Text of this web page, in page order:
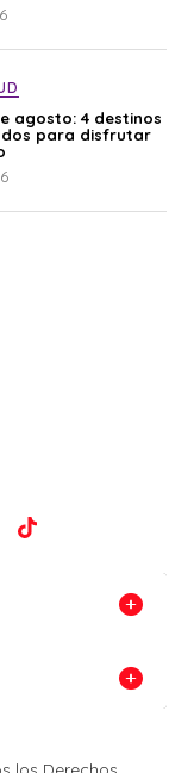
agosto: 4 destinos
para disfrutar